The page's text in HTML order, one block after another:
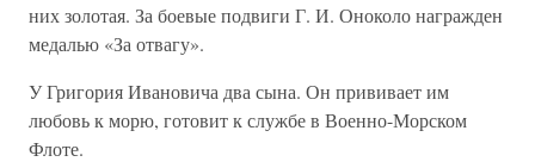
них золотая. За боевые подвиги Г. И. Оноколо награжден
медалью «За отвагу».
У Григория Ивановича два сына. Он прививает им
любовь к морю, готовит к службе в Военно-Морском
Флоте.